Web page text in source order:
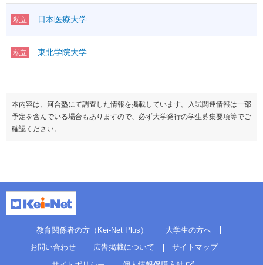
私立 日本医療大学
私立 東北学院大学
本内容は、河合塾にて調査した情報を掲載しています。入試関連情報は一部
予定を含んでいる場合もありますので、必ず大学発行の学生募集要項等でご
確認ください。
教育関係者の方（Kei-Net Plus）
大学生の方へ
お問い合わせ
広告掲載について
サイトマップ